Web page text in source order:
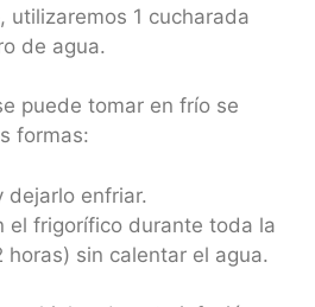
utilizaremos 1 cucharada
de agua.
puede tomar en frío se
formas:
dejarlo enfriar.
el frigorífico durante toda la
horas) sin calentar el agua.